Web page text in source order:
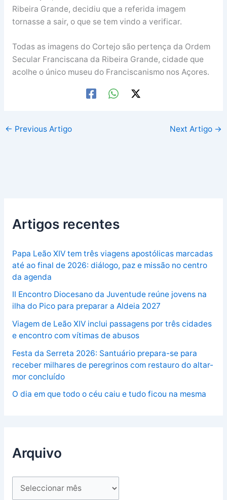
Ribeira Grande, decidiu que a referida imagem
tornasse a sair, o que se tem vindo a verificar.
Todas as imagens do Cortejo são pertença da Ordem
Secular Franciscana da Ribeira Grande, cidade que
acolhe o único museu do Franciscanismo nos Açores.
← Previous Artigo Next Artigo →
Artigos recentes
Papa Leão XIV tem três viagens apostólicas marcadas
até ao final de 2026: diálogo, paz e missão no centro
da agenda
II Encontro Diocesano da Juventude reúne jovens na
ilha do Pico para preparar a Aldeia 2027
Viagem de Leão XIV inclui passagens por três cidades
e encontro com vítimas de abusos
Festa da Serreta 2026: Santuário prepara-se para
receber milhares de peregrinos com restauro do altar-
mor concluído
O dia em que todo o céu caiu e tudo ficou na mesma
Arquivo